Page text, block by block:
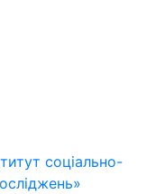
соціально-